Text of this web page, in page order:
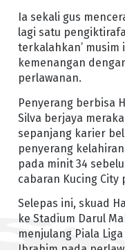
Ia sekali gus
lagi satu
terkalahkan’
kemenangan
perlawanan.
Penyerang berbisa
Silva berjaya
sepanjang karier
penyerang
pada minit 34
cabaran Kucing City
Selepas ini, skuad
ke Stadium Darul
menjulang Piala